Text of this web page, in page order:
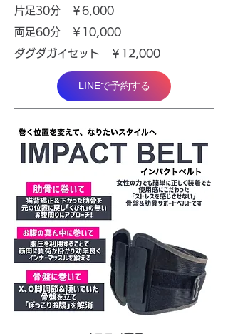
片足30分 ￥6,000
両足60分 ￥10,000
ダグダガイセット ￥12,000
LINEで予約する